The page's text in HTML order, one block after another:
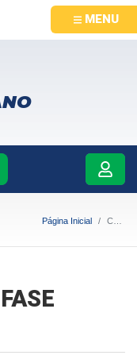
MENU
Página Inicial Covid - Vacinação